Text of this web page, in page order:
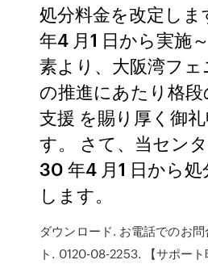
処分料金を改定し
年4 月1 日から実施
素より、大阪湾フ
の推進にあたり格
支援 を賜り厚く御
す。 さて、当セン
30 年4 月1 日から処
します。
ダウンロード. お電話でのお
ト. 0120-08-2253. 【サポー